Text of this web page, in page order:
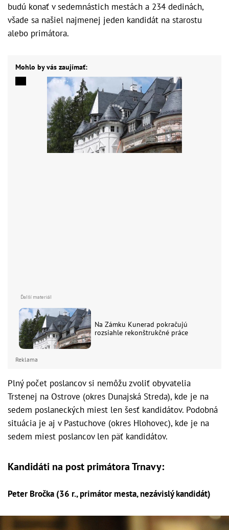
budú konať v sedemnástich mestách a 234 dedinách,
všade sa našiel najmenej jeden kandidát na starostu
alebo primátora.
Mohlo by vás zaujímať:
Na Zámku Kunerad pokračujú
rozsiahle rekonštrukčné práce
Reklama
Plný počet poslancov si nemôžu zvoliť obyvatelia
Trstenej na Ostrove (okres Dunajská Streda), kde je na
sedem poslaneckých miest len šesť kandidátov. Podobná
situácia je aj v Pastuchove (okres Hlohovec), kde je na
sedem miest poslancov len päť kandidátov.
Kandidáti na post primátora Trnavy:
Peter Bročka (36 r., primátor mesta, nezávislý kandidát)